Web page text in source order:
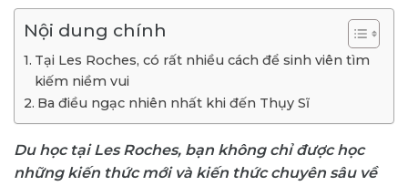
Nội dung chính
Tại Les Roches, có rất nhiều cách để sinh viên tìm
kiếm niềm vui
Ba điều ngạc nhiên nhất khi đến Thụy Sĩ
Du học tại Les Roches, bạn không chỉ được học
những kiến thức mới và kiến thức chuyên sâu về